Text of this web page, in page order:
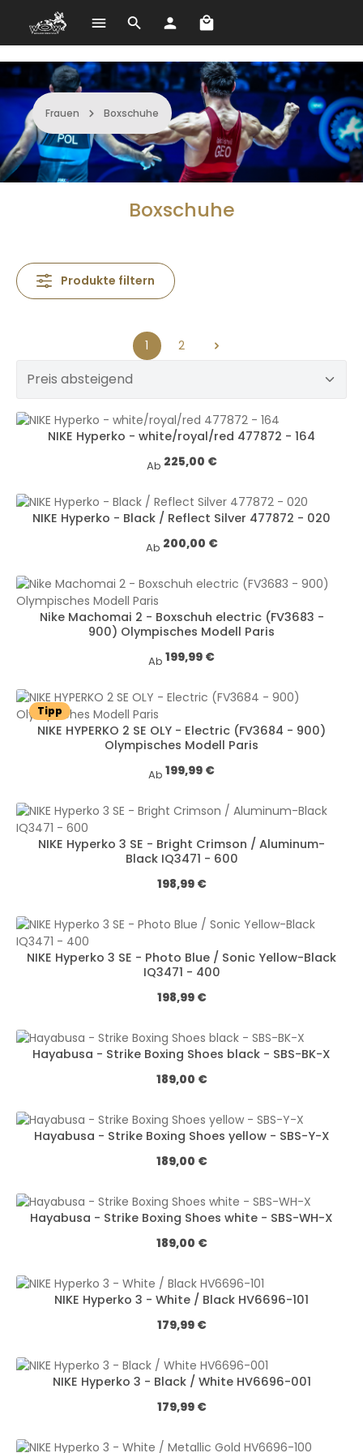
Zum Hauptinhalt springen Warenkorb enthält 0
Frauen Boxschuhe
Boxschuhe
Produkte filtern
Seite
1 Seite
2
NIKE Hyperko - white/royal/red 477872 - 164
Regulärer Preis:
Ab 225,00 €
NIKE Hyperko - Black / Reflect Silver 477872 - 020
Regulärer Preis:
Ab 200,00 €
Nike Machomai 2 - Boxschuh electric (FV3683 -
900) Olympisches Modell Paris
Regulärer Preis:
Ab 199,99 €
Tipp
NIKE HYPERKO 2 SE OLY - Electric (FV3684 - 900)
Olympisches Modell Paris
Regulärer Preis:
Ab 199,99 €
NIKE Hyperko 3 SE - Bright Crimson / Aluminum-
Black IQ3471 - 600
Regulärer Preis:
198,99 €
NIKE Hyperko 3 SE - Photo Blue / Sonic Yellow-Black
IQ3471 - 400
Regulärer Preis:
198,99 €
Hayabusa - Strike Boxing Shoes black - SBS-BK-X
Regulärer Preis:
189,00 €
Hayabusa - Strike Boxing Shoes yellow - SBS-Y-X
Regulärer Preis:
189,00 €
Hayabusa - Strike Boxing Shoes white - SBS-WH-X
Regulärer Preis:
189,00 €
NIKE Hyperko 3 - White / Black HV6696-101
Regulärer Preis:
179,99 €
NIKE Hyperko 3 - Black / White HV6696-001
Regulärer Preis:
179,99 €